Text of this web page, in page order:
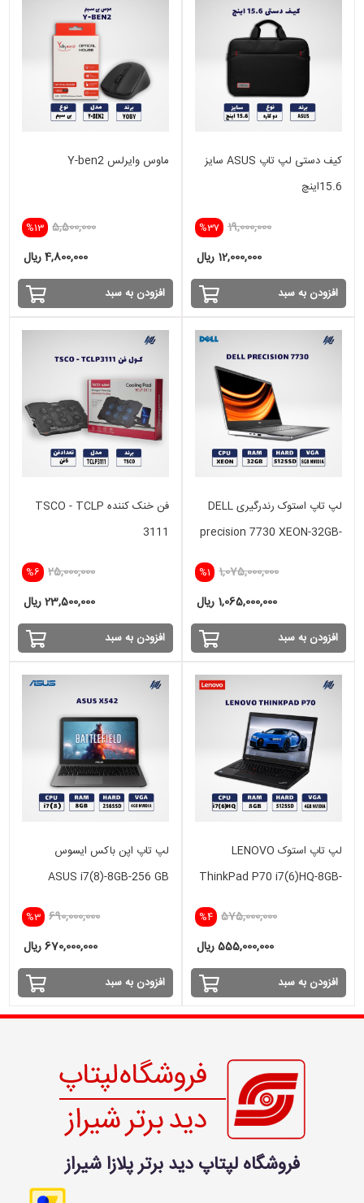
کیف دستی لپ تاپ ASUS سایز
15.6اینچ
%37 19,000,000
12,000,000 ریال
افزودن به سبد
ماوس وایرلس Y-ben2
%13 5,500,000
4,800,000 ریال
افزودن به سبد
لپ تاپ استوک رندرگیری DELL
precision 7730 XEON-32GB-
%1 1,075,000,000
1,065,000,000 ریال
افزودن به سبد
فن خنک کننده TSCO - TCLP
3111
%6 25,000,000
23,500,000 ریال
افزودن به سبد
لپ تاپ استوک LENOVO
ThinkPad P70 i7(6)HQ-8GB-
%4 575,000,000
555,000,000 ریال
افزودن به سبد
لپ تاپ اپن باکس ایسوس
ASUS i7(8)-8GB-256 GB
%3 690,000,000
670,000,000 ریال
افزودن به سبد
فروشگاه لپتاپ دید برتر پلازا شیراز